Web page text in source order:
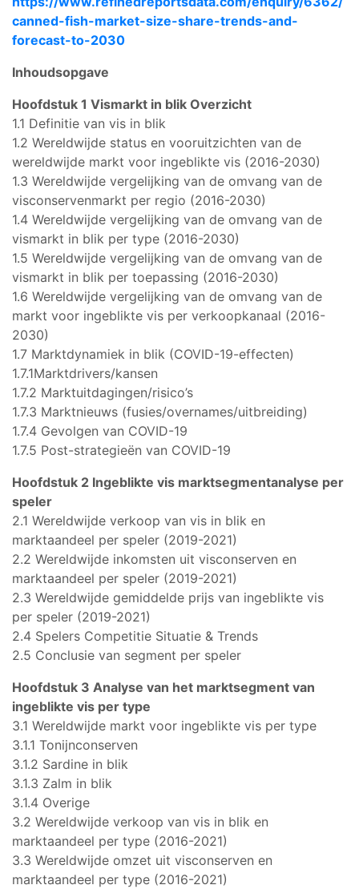
canned-fish-market-size-share-trends-and-
forecast-to-2030
Inhoudsopgave
Hoofdstuk 1 Vismarkt in blik Overzicht
1.1 Definitie van vis in blik
1.2 Wereldwijde status en vooruitzichten van de
wereldwijde markt voor ingeblikte vis (2016-2030)
1.3 Wereldwijde vergelijking van de omvang van de
visconservenmarkt per regio (2016-2030)
1.4 Wereldwijde vergelijking van de omvang van de
vismarkt in blik per type (2016-2030)
1.5 Wereldwijde vergelijking van de omvang van de
vismarkt in blik per toepassing (2016-2030)
1.6 Wereldwijde vergelijking van de omvang van de
markt voor ingeblikte vis per verkoopkanaal (2016-
2030)
1.7 Marktdynamiek in blik (COVID-19-effecten)
1.7.1Marktdrivers/kansen
1.7.2 Marktuitdagingen/risico’s
1.7.3 Marktnieuws (fusies/overnames/uitbreiding)
1.7.4 Gevolgen van COVID-19
1.7.5 Post-strategieën van COVID-19
Hoofdstuk 2 Ingeblikte vis marktsegmentanalyse per
speler
2.1 Wereldwijde verkoop van vis in blik en
marktaandeel per speler (2019-2021)
2.2 Wereldwijde inkomsten uit visconserven en
marktaandeel per speler (2019-2021)
2.3 Wereldwijde gemiddelde prijs van ingeblikte vis
per speler (2019-2021)
2.4 Spelers Competitie Situatie & Trends
2.5 Conclusie van segment per speler
Hoofdstuk 3 Analyse van het marktsegment van
ingeblikte vis per type
3.1 Wereldwijde markt voor ingeblikte vis per type
3.1.1 Tonijnconserven
3.1.2 Sardine in blik
3.1.3 Zalm in blik
3.1.4 Overige
3.2 Wereldwijde verkoop van vis in blik en
marktaandeel per type (2016-2021)
3.3 Wereldwijde omzet uit visconserven en
marktaandeel per type (2016-2021)